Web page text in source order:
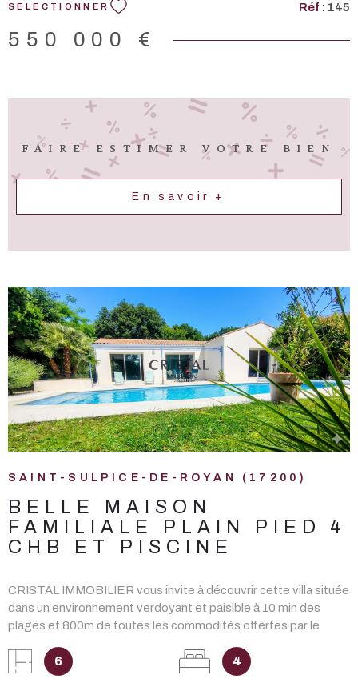
SÉLECTIONNER Réf : 145
550 000 €
FAIRE ESTIMER VOTRE BIEN
En savoir +
SAINT-SULPICE-DE-ROYAN (17200)
BELLE MAISON
FAMILIALE PLAIN PIED 4
CHB ET PISCINE
CRISTAL IMMOBILIER vous invite à découvrir cette villa située
dans un environnement verdoyant et paisible à 10 min des
plages et 800m de toutes les commodités offertes par le
familiale de plain-pied de 180 m² offre un cadre de vie très
confortable. La maison se distingue par sa luminosité apportée
6 4
VOIR LE BIEN